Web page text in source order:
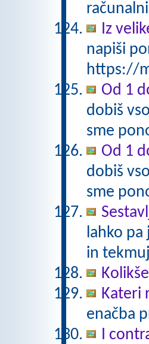
Iz
napiši
https://
Od 1
dobiš
sme
Od 1
dobiš
sme
lahko
in
Kateri
enačba
I